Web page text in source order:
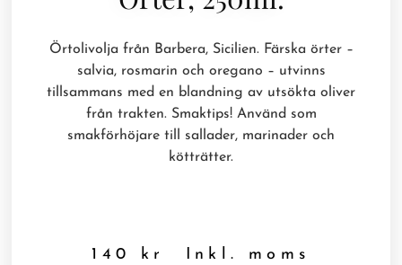
Örtolivolja från Barbera, Sicilien. Färska örter –
salvia, rosmarin och oregano – utvinns
tillsammans med en blandning av utsökta oliver
från trakten. Smaktips! Använd som
smakförhöjare till sallader, marinader och
kötträtter.
140 kr Inkl. moms